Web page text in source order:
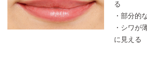
る
・部分的
・シワが
に見える